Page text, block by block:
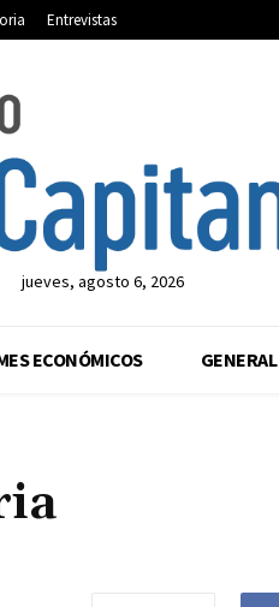
Entrevistas
jueves, agosto 6, 2026
ECONÓMICOS GENERAL